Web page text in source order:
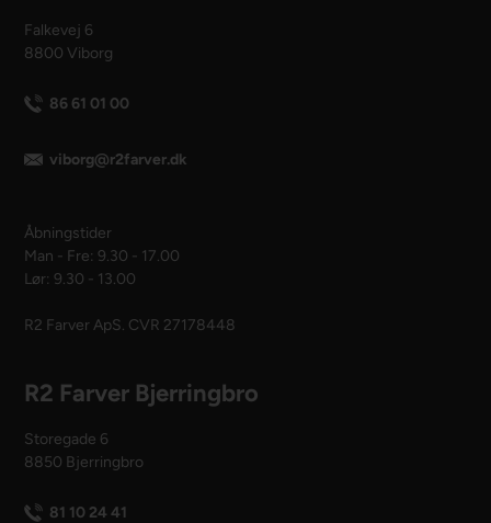
Falkevej 6
8800 Viborg
86 61 01 00
viborg@r2farver.dk
Åbningstider
Man - Fre: 9.30 - 17.00
Lør: 9.30 - 13.00
R2 Farver ApS. CVR 27178448
R2 Farver Bjerringbro
Storegade 6
8850 Bjerringbro
81 10 24 41